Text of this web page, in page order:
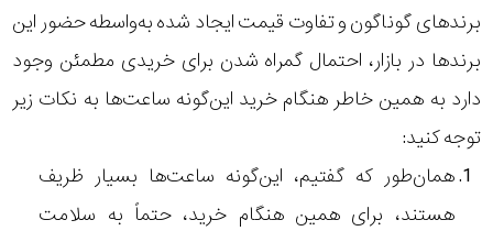
برندهای گوناگون و تفاوت قیمت ایجاد شده به‌واسطه حضور این
برندها در بازار، احتمال گمراه شدن برای خریدی مطمئن وجود
دارد به همین خاطر هنگام خرید این‌گونه ساعت‌ها به نکات زیر
توجه کنید:
همان‌طور که گفتیم، این‌گونه ساعت‌ها بسیار ظریف
هستند، برای همین هنگام خرید، حتماً به سلامت